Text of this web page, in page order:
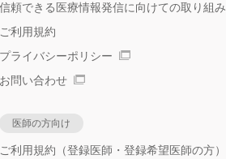
信頼できる医療情報発信に向けての取り組み
ご利用規約
プライバシーポリシー
お問い合わせ
医師の方向け
ご利用規約（登録医師・登録希望医師の方）